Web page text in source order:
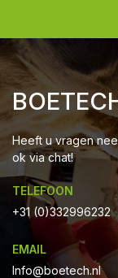
Heeft u vragen
ok via chat!
TELEFOON
+31 (0)332996232
EMAIL
Info@boetech.nl